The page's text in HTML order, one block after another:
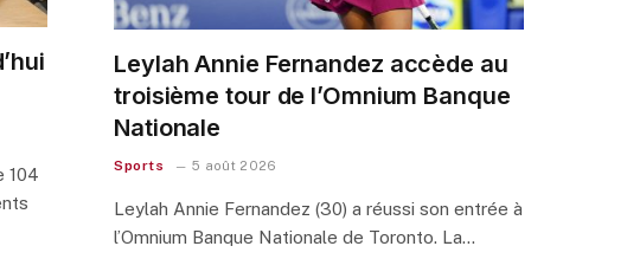
104
Leylah Annie Fernandez accède au
troisième tour de l’Omnium Banque
Nationale
Sports 5 août 2026
Leylah Annie Fernandez (30) a réussi son entrée à
l’Omnium Banque Nationale de Toronto. La…